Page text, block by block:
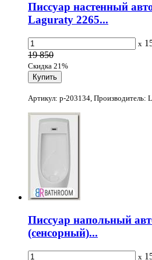
Писсуар настенный
Laguraty 2265...
x
19 850
Скидка 21%
Артикул: p-203134, Производитель:
Писсуар напольный
(сенсорный)...
x